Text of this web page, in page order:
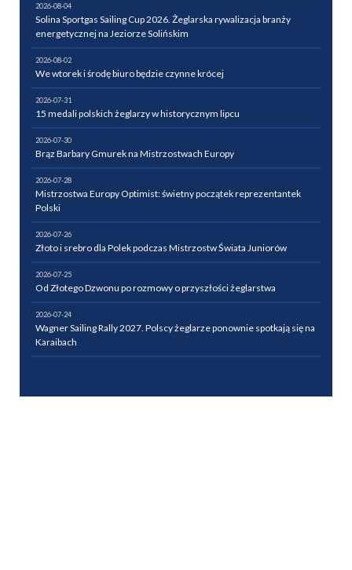
2026-08-04
Solina Sportgas Sailing Cup 2026. Żeglarska rywalizacja branży
energetycznej na Jeziorze Solińskim
2026-08-02
We wtorek i środę biuro będzie czynne krócej
2026-07-31
15 medali polskich żeglarzy w historycznym lipcu
2026-07-30
Brąz Barbary Gmurek na Mistrzostwach Europy
2026-07-28
Mistrzostwa Europy Optimist: świetny początek reprezentantek
Polski
2026-07-26
Złoto i srebro dla Polek podczas Mistrzostw Świata Juniorów
2026-07-25
Od Złotego Dzwonu po rozmowy o przyszłości żeglarstwa
2026-07-24
Wagner Sailing Rally 2027. Polscy żeglarze ponownie spotkają się na
Karaibach